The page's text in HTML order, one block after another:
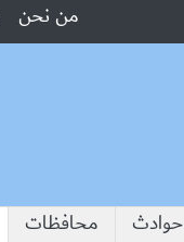
من نحن
حوادث محافظات